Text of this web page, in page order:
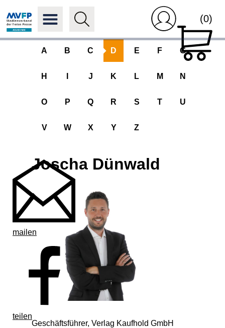
(0)
A B C D E F G
H J K L M N
O P Q R S T U
V W X Y Z
mailen
teilen
Joscha Dünwald
Geschäftsführer, Verlag Kaufhold GmbH